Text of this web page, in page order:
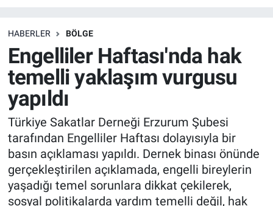
HABERLER BÖLGE
Engelliler Haftası'nda hak
temelli yaklaşım vurgusu
yapıldı
Türkiye Sakatlar Derneği Erzurum Şubesi
tarafından Engelliler Haftası dolayısıyla bir
basın açıklaması yapıldı. Dernek binası önünde
gerçekleştirilen açıklamada, engelli bireylerin
yaşadığı temel sorunlara dikkat çekilerek,
sosyal politikalarda yardım temelli değil, hak
Eğitim
Ekonomi
Genel
Gündem
Kültür-Sanat
Son Dakika Haberleri
Haber Arşivi